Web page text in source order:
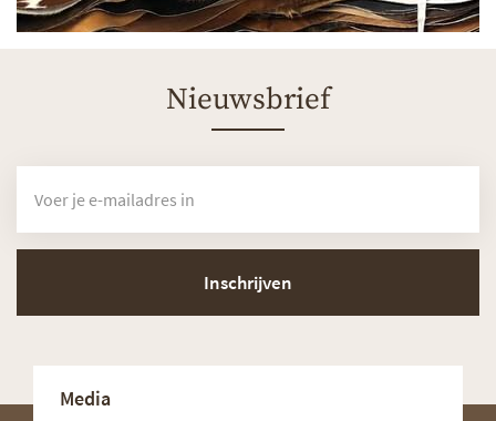
Nieuwsbrief
Inschrijven
Media